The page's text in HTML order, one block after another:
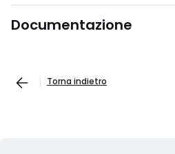
Documentazione
Torna indietro